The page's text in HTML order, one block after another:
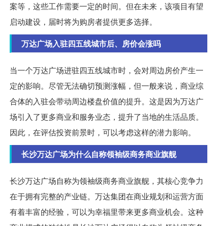
案等，这些工作需要一定的时间。但在未来，该项目有望
启动建设，届时将为购房者提供更多选择。
万达广场入驻四五线城市后、房价会涨吗
当一个万达广场进驻四五线城市时，会对周边房价产生一
定的影响。尽管无法确切预测涨幅，但一般来说，商业综
合体的入驻会带动周边楼盘价值的提升。这是因为万达广
场引入了更多商业和服务业态，提升了当地的生活品质。
因此，在评估投资前景时，可以考虑这样的潜力影响。
长沙万达广场为什么自称领袖级商务商业旗舰
长沙万达广场自称为领袖级商务商业旗舰，其核心竞争力
在于拥有完整的产业链。万达集团在商业规划和运营方面
有着丰富的经验，可以为幸福里带来更多商业机会。这种